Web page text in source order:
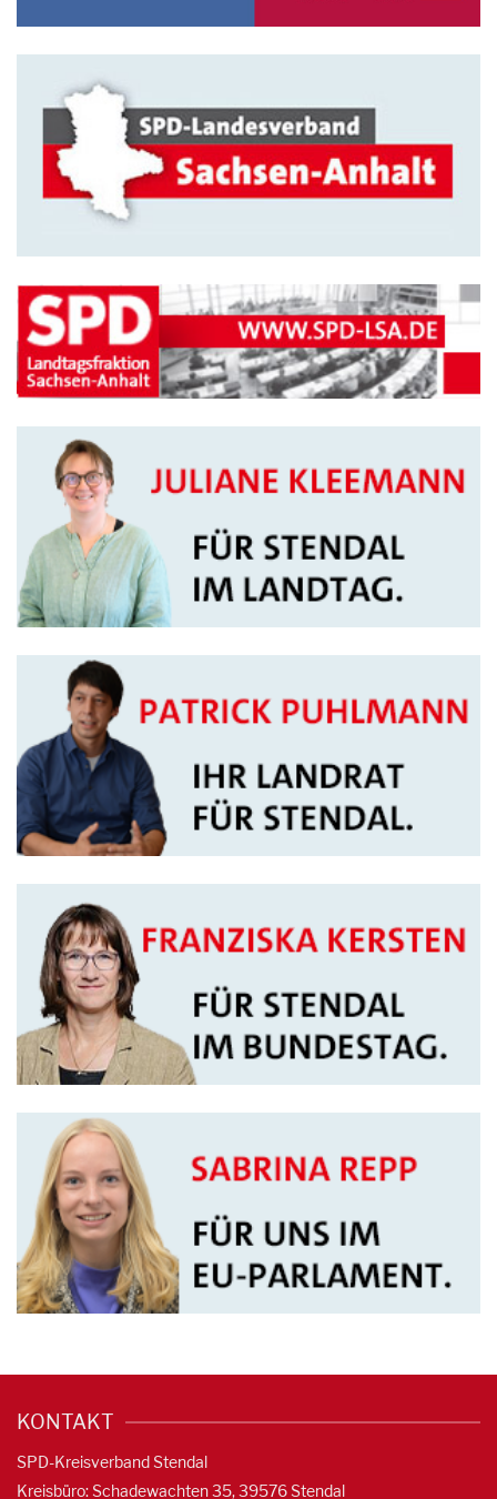
KONTAKT
SPD-Kreisverband Stendal
Kreisbüro: Schadewachten 35, 39576 Stendal